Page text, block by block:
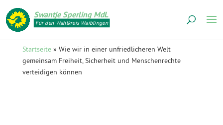
Swantje Sperling MdL
Für den Wahlkreis Waiblingen
Startseite» Wie wir in einer unfriedlicheren Welt
gemeinsam Freiheit, Sicherheit und Menschenrechte
verteidigen können